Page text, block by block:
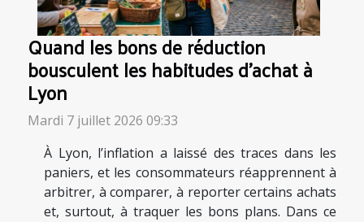
Quand les bons de réduction
bousculent les habitudes d’achat à
Lyon
Mardi 7 juillet 2026 09:33
À Lyon, l’inflation a laissé des traces dans les
paniers, et les consommateurs réapprennent à
arbitrer, à comparer, à reporter certains achats
et, surtout, à traquer les bons plans. Dans ce